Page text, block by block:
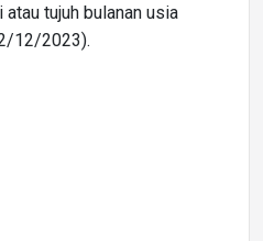
tujuh bulanan usia
12/2023).